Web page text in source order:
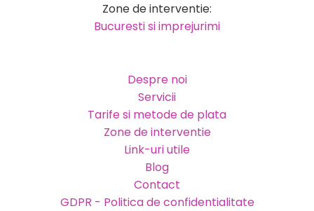
Zone de interventie:
Bucuresti si imprejurimi
Despre noi
Servicii
Tarife si metode de plata
Zone de interventie
Link-uri utile
Blog
Contact
GDPR - Politica de confidentialitate